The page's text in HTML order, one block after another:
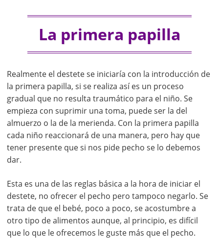
La primera papilla
Realmente el destete se iniciaría con la introducción de
la primera papilla, si se realiza así es un proceso
gradual que no resulta traumático para el niño. Se
empieza con suprimir una toma, puede ser la del
almuerzo o la de la merienda. Con la primera papilla
cada niño reaccionará de una manera, pero hay que
tener presente que si nos pide pecho se lo debemos
dar.
Esta es una de las reglas básica a la hora de iniciar el
destete, no ofrecer el pecho pero tampoco negarlo. Se
trata de que el bebé, poco a poco, se acostumbre a
otro tipo de alimentos aunque, al principio, es difícil
que lo que le ofrecemos le guste más que el pecho.